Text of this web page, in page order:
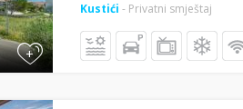
+
Kustići - Privatni smještaj